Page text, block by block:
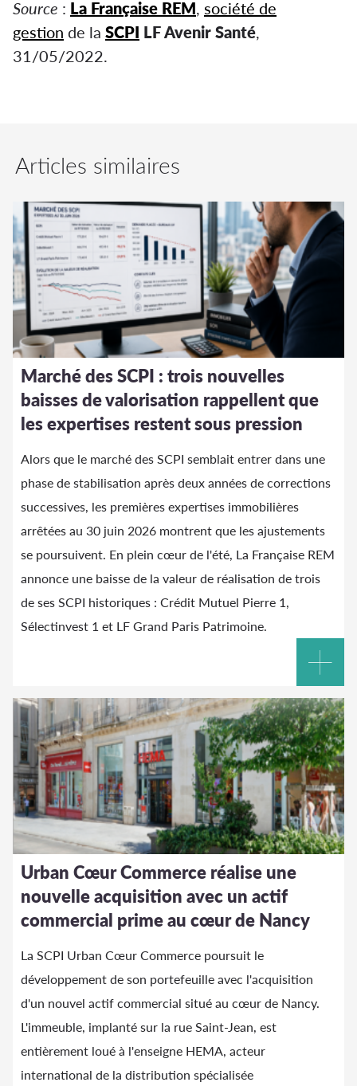
Source : La Française REM, société de
gestion de la SCPI LF Avenir Santé,
31/05/2022.
Articles similaires
Marché des SCPI : trois nouvelles
baisses de valorisation rappellent que
les expertises restent sous pression
Alors que le marché des SCPI semblait entrer dans une
phase de stabilisation après deux années de corrections
successives, les premières expertises immobilières
arrêtées au 30 juin 2026 montrent que les ajustements
se poursuivent. En plein cœur de l'été, La Française REM
annonce une baisse de la valeur de réalisation de trois
de ses SCPI historiques : Crédit Mutuel Pierre 1,
Sélectinvest 1 et LF Grand Paris Patrimoine.
Urban Cœur Commerce réalise une
nouvelle acquisition avec un actif
commercial prime au cœur de Nancy
La SCPI Urban Cœur Commerce poursuit le
développement de son portefeuille avec l'acquisition
d'un nouvel actif commercial situé au cœur de Nancy.
L'immeuble, implanté sur la rue Saint-Jean, est
entièrement loué à l'enseigne HEMA, acteur
international de la distribution spécialisée